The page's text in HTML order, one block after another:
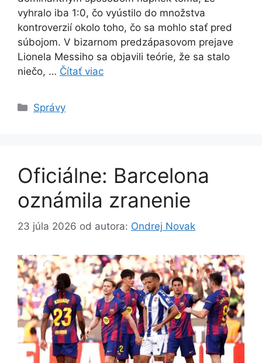
vyhralo iba 1:0, čo vyústilo do množstva
kontroverzií okolo toho, čo sa mohlo stať pred
súbojom. V bizarnom predzápasovom prejave
Lionela Messiho sa objavili teórie, že sa stalo
niečo, … Čítať viac
Kategórie
Správy
Oficiálne: Barcelona
oznámila zranenie
23 júla 2026 od autora: Ondrej Novak